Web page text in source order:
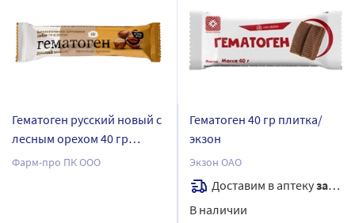
Гематоген русский новый с
лесным орехом 40 гр
плитка
Фарм-про ПК ООО
Гематоген 40 гр плитка/
экзон
Экзон ОАО
Доставим в аптекузавтра
В наличии